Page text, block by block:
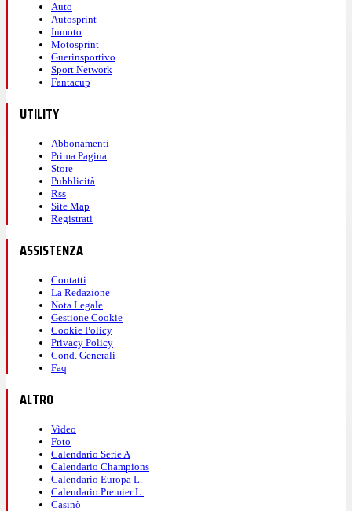
Auto
Autosprint
Inmoto
Motosprint
Guerinsportivo
Sport Network
Fantacup
UTILITY
Abbonamenti
Prima Pagina
Store
Pubblicità
Rss
Site Map
Registrati
ASSISTENZA
Contatti
La Redazione
Nota Legale
Gestione Cookie
Cookie Policy
Privacy Policy
Cond. Generali
Faq
ALTRO
Video
Foto
Calendario Serie A
Calendario Champions
Calendario Europa L.
Calendario Premier L.
Casinò